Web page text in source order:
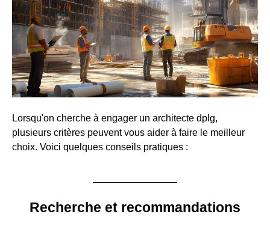
Lorsqu'on cherche à engager un architecte dplg,
plusieurs critères peuvent vous aider à faire le meilleur
choix. Voici quelques conseils pratiques :
Recherche et recommandations